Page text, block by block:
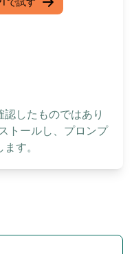
したものではあり
トールし、プロンプ
す。